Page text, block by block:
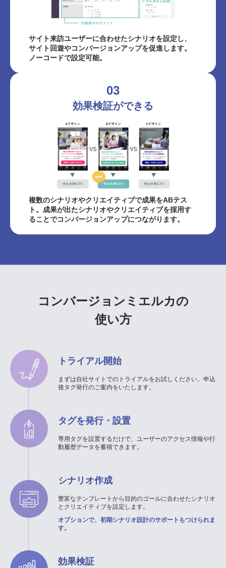
サイト来訪ユーザーに合わせたシナリオを設定し、
サイト回遊やコンバージョンアップを促進します。
ノーコードで設定可能。
03
効果検証ができる
複数のシナリオやクリエイティブで成果をABテス
ト。成果が出たシナリオやクリエイティブを採用す
ることでコンバージョンアップにつながります。
コンバージョンミエルカの
使い方
トライアル開始
まずは自社サイトでのトライアルをお試しください。申込
後タグ発行のご案内をいたします。
タグを発行・設置
専用タグを設置するだけで、ユーザーのアクセス情報や行
動履歴データを蓄積できます。
シナリオ作成
豊富なテンプレートから目的のゴールに合わせたシナリオ
とクリエイティブを設定します。
オプションで、初期シナリオ設計のサポートもつけられま
す。
効果検証